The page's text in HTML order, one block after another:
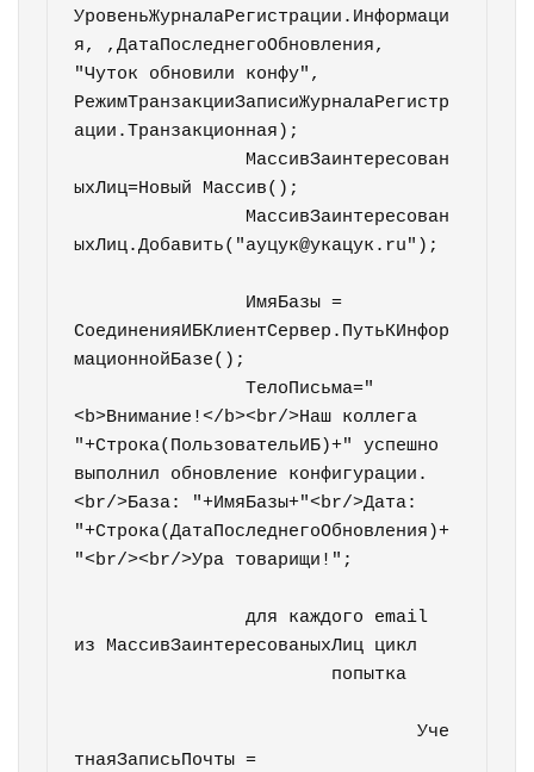
УровеньЖурналаРегистрации.Информаци
я, ,ДатаПоследнегоОбновления,
"Чуток обновили конфу",
РежимТранзакцииЗаписиЖурналаРегистр
ации.Транзакционная);
ыхЛиц=Новый Массив();
ыхЛиц.Добавить("ауцук@укацук.ru");
СоединенияИБКлиентСервер.ПутьКИнфор
мационнойБазе();
		ТелоПисьма="
<b>Внимание!</b><br/>Наш коллега
"+Строка(ПользовательИБ)+" успешно
выполнил обновление конфигурации.
<br/>База: "+ИмяБазы+"<br/>Дата:
"+Строка(ДатаПоследнегоОбновления)+
"<br/><br/>Ура товарищи!";
		для каждого email
из МассивЗаинтересованыхЛиц цикл
				Уче
тнаяЗаписьПочты =